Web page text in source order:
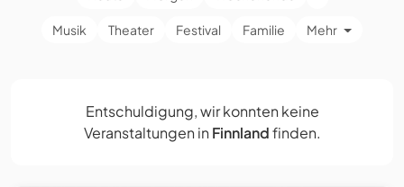
Musik Theater Festival Familie Mehr
Entschuldigung, wir konnten keine
Veranstaltungen in Finnlandfinden.